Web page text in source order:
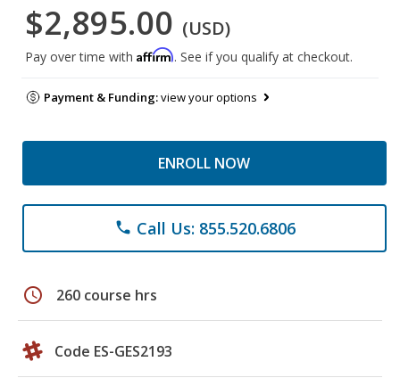
$2,895.00 (USD)
Pay over time with Affirm. See if you qualify at checkout.
Payment & Funding:view your options
ENROLL NOW
phone Call Us: 855.520.6806
schedule 260 course hrs
Code ES-GES2193